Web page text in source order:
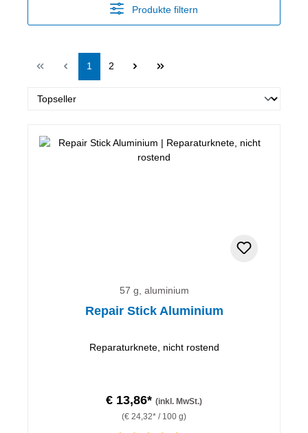
Produkte filtern
Seite
1 Seite
2
57 g, aluminium
Repair Stick Aluminium
Reparaturknete, nicht rostend
€ 13,86* (inkl. MwSt.)
(€ 24,32* / 100 g)